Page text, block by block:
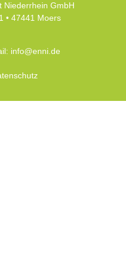
Niederrhein GmbH
• 47441 Moers
info@enni.de